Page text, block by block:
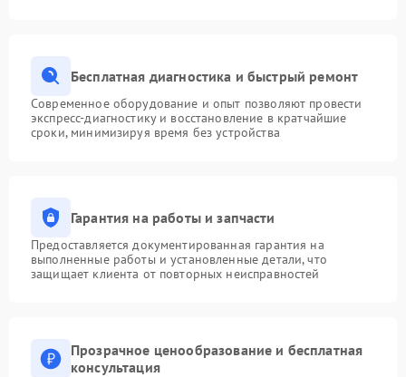
Бесплатная диагностика и быстрый ремонт
Современное оборудование и опыт позволяют провести
экспресс-диагностику и восстановление в кратчайшие
сроки, минимизируя время без устройства
Гарантия на работы и запчасти
Предоставляется документированная гарантия на
выполненные работы и установленные детали, что
защищает клиента от повторных неисправностей
Прозрачное ценообразование и бесплатная
консультация